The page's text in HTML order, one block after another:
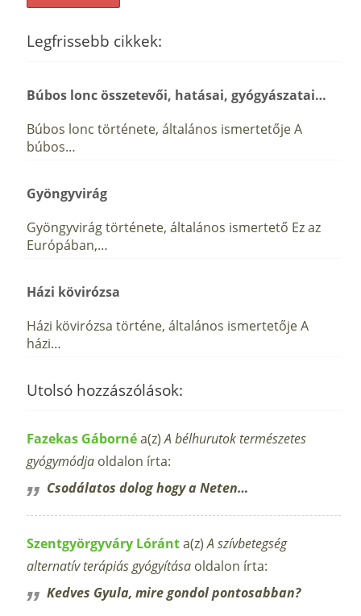
Legfrissebb cikkek:
Búbos lonc összetevői, hatásai, gyógyászatai…
Búbos lonc története, általános ismertetője A
búbos…
Gyöngyvirág
Gyöngyvirág története, általános ismertető Ez az
Európában,…
Házi kövirózsa
Házi kövirózsa történe, általános ismertetője A
házi…
Utolsó hozzászólások:
Fazekas Gábornéa(z)A bélhurutok természetes
gyógymódja oldalon írta:
Csodálatos dolog hogy a Neten…
Szentgyörgyváry Lóránta(z)A szívbetegség
alternatív terápiás gyógyítása oldalon írta:
Kedves Gyula, mire gondol pontosabban?